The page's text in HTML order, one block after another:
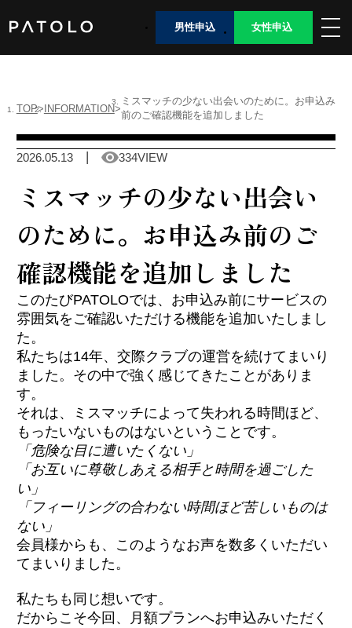
男性申込 女性申込
男性TOP
加盟店TOP
ABOUT US
女性会員ログイン
男性会員ログイン
TOP INFORMATION
ミスマッチの少ない出会いのために。お申込み
前のご確認機能を追加しました
2026.05.13 334VIEW
ミスマッチの少ない出会い
のために。お申込み前のご
確認機能を追加しました
このたびPATOLOでは、お申込み前にサービスの
雰囲気をご確認いただける機能を追加いたしまし
た。
私たちは14年、交際クラブの運営を続けてまいり
ました。その中で強く感じてきたことがありま
す。
それは、ミスマッチによって失われる時間ほど、
もったいないものはないということです。
「危険な目に遭いたくない」
「お互いに尊敬しあえる相手と時間を過ごした
い」
「フィーリングの合わない時間ほど苦しいものは
ない」
会員様からも、このようなお声を数多くいただい
てまいりました。
私たちも同じ想いです。
だからこそ今回、月額プランへお申込みいただく